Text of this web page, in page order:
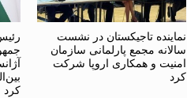
نماینده تاجیکستان در نشست
سالانه مجمع پارلمانی سازمان
امنیت و همکاری اروپا شرکت
کرد
کرد